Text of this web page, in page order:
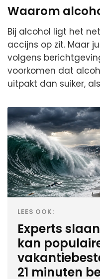
Waarom
Bij alcohol ligt het
accijns op zit. Maar
volgens
voorkomen dat
uitpakt dan suiker,
LEES OOK:
Experts
kan
21 minuten